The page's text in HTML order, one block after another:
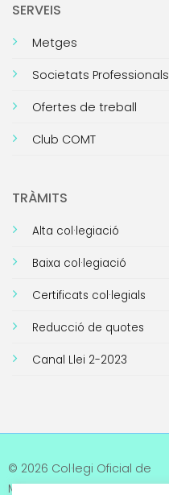
SERVEIS
Metges
Societats Professionals
Ofertes de treball
Club COMT
TRÀMITS
Alta col·legiació
Baixa col·legiació
Certificats col·legials
Reducció de quotes
Canal Llei 2-2023
© 2026 Col·legi Oficial de
Metges de Tarragona. Tots